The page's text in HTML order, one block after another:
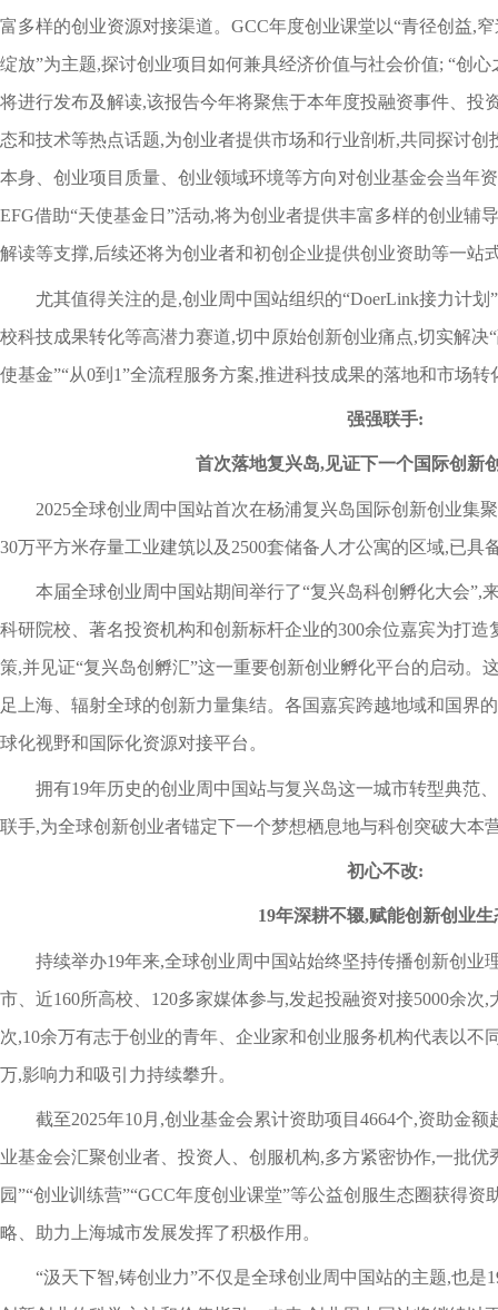
富多样的创业资源对接渠道。GCC年度创业课堂以“青径创益,
绽放”为主题,探讨创业项目如何兼具经济价值与社会价值; “创心
将进行发布及解读,该报告今年将聚焦于本年度投融资事件、投
态和技术等热点话题,为创业者提供市场和行业剖析,共同探讨
本身、创业项目质量、创业领域环境等方向对创业基金会当年
EFG借助“天使基金日”活动,将为创业者提供丰富多样的创业辅
解读等支撑,后续还将为创业者和初创企业提供创业资助等一站
尤其值得关注的是,创业周中国站组织的“DoerLink接力计
校科技成果转化等高潜力赛道,切中原始创新创业痛点,切实解决
使基金”“从0到1”全流程服务方案,推进科技成果的落地和市场
强强联手:
首次落地复兴岛,见证下一个国际创新
2025全球创业周中国站首次在杨浦复兴岛国际创新创业集
30万平方米存量工业建筑以及2500套储备人才公寓的区域,已具
本届全球创业周中国站期间举行了“复兴岛科创孵化大会”,
科研院校、著名投资机构和创新标杆企业的300余位嘉宾为打
策,并见证“复兴岛创孵汇”这一重要创新创业孵化平台的启动。
足上海、辐射全球的创新力量集结。各国嘉宾跨越地域和国界
球化视野和国际化资源对接平台。
拥有19年历史的创业周中国站与复兴岛这一城市转型典范
联手,为全球创新创业者锚定下一个梦想栖息地与科创突破大本
初心不改:
19年深耕不辍,赋能创新创业生
持续举办19年来,全球创业周中国站始终坚持传播创新创业
市、近160所高校、120多家媒体参与,发起投融资对接5000余次,
次,10余万有志于创业的青年、企业家和创业服务机构代表以不
万,影响力和吸引力持续攀升。
截至2025年10月,创业基金会累计资助项目4664个,资助金
业基金会汇聚创业者、投资人、创服机构,多方紧密协作,一批优
园”“创业训练营”“GCC年度创业课堂”等公益创服生态圈获得资
略、助力上海城市发展发挥了积极作用。
“汲天下智,铸创业力”不仅是全球创业周中国站的主题,也是